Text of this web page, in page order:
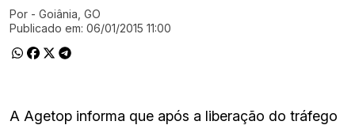
Ir direto pra matéria
Por - Goiânia, GO
Publicado em: 06/01/2015 11:00
A Agetop informa que após a liberação do tráfego